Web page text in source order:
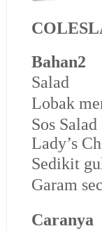
Bahan2
Salad
Lobak
Sos
Lady’s
Sedikit
Garam
Caranya